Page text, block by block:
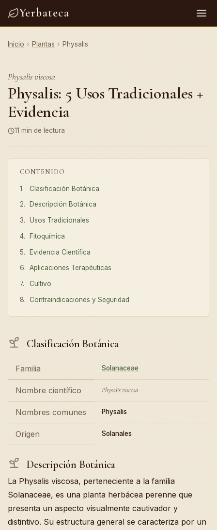
Yerbateca
Inicio › Plantas › Physalis
Physalis viscosa
Physalis: 5 Usos Tradicionales +
Evidencia
11 min de lectura
CONTENIDO
Clasificación Botánica
Descripción Botánica
Usos Tradicionales
Fitoquímica
Evidencia Científica
Aplicaciones Terapéuticas
Cultivo
Contraindicaciones y Seguridad
Clasificación Botánica
Familia Solanaceae
Nombre científico Physalis viscosa
Nombres comunes Physalis
Origen Solanales
Descripción Botánica
La Physalis viscosa, perteneciente a la familia
Solanaceae, es una planta herbácea perenne que
presenta un aspecto visualmente cautivador y
distintivo. Su estructura general se caracteriza por un